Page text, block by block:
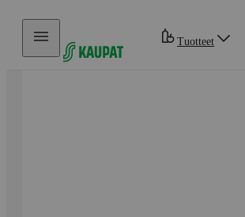
Hyppää sisältöön
Tuotteet